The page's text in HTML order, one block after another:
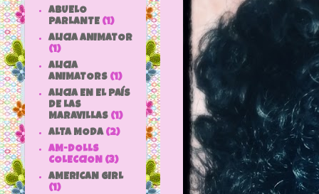
ABUELO
PARLANTE (1)
ALICIA ANIMATOR
(1)
ALICIA
ANIMATORS (1)
ALICIA EN EL PAÍS
DE LAS
MARAVILLAS (1)
ALTA MODA (2)
AM-DOLLS
COLECCION (3)
AMERICAN GIRL
(1)